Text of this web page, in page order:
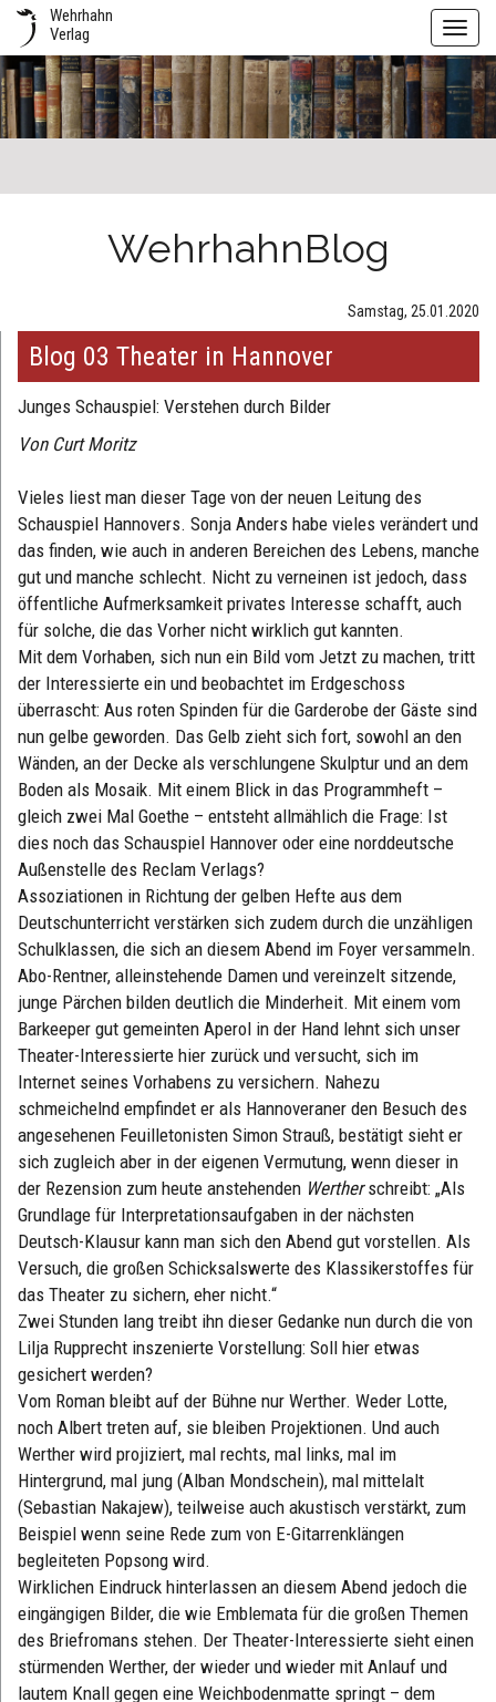
Wehrhahn
Verlag
WehrhahnBlog
Samstag, 25.01.2020
Blog 03 Theater in Hannover
Junges Schauspiel: Verstehen durch Bilder
Von Curt Moritz
Vieles liest man dieser Tage von der neuen Leitung des
Schauspiel Hannovers. Sonja Anders habe vieles verändert und
das finden, wie auch in anderen Bereichen des Lebens, manche
gut und manche schlecht. Nicht zu verneinen ist jedoch, dass
öffentliche Aufmerksamkeit privates Interesse schafft, auch
für solche, die das Vorher nicht wirklich gut kannten.
Mit dem Vorhaben, sich nun ein Bild vom Jetzt zu machen, tritt
der Interessierte ein und beobachtet im Erdgeschoss
überrascht: Aus roten Spinden für die Garderobe der Gäste sind
nun gelbe geworden. Das Gelb zieht sich fort, sowohl an den
Wänden, an der Decke als verschlungene Skulptur und an dem
Boden als Mosaik. Mit einem Blick in das Programmheft –
gleich zwei Mal Goethe – entsteht allmählich die Frage: Ist
dies noch das Schauspiel Hannover oder eine norddeutsche
Außenstelle des Reclam Verlags?
Assoziationen in Richtung der gelben Hefte aus dem
Deutschunterricht verstärken sich zudem durch die unzähligen
Schulklassen, die sich an diesem Abend im Foyer versammeln.
Abo-Rentner, alleinstehende Damen und vereinzelt sitzende,
junge Pärchen bilden deutlich die Minderheit. Mit einem vom
Barkeeper gut gemeinten Aperol in der Hand lehnt sich unser
Theater-Interessierte hier zurück und versucht, sich im
Internet seines Vorhabens zu versichern. Nahezu
schmeichelnd empfindet er als Hannoveraner den Besuch des
angesehenen Feuilletonisten Simon Strauß, bestätigt sieht er
sich zugleich aber in der eigenen Vermutung, wenn dieser in
der Rezension zum heute anstehenden Wertherschreibt: „Als
Grundlage für Interpretationsaufgaben in der nächsten
Deutsch-Klausur kann man sich den Abend gut vorstellen. Als
Versuch, die großen Schicksalswerte des Klassikerstoffes für
das Theater zu sichern, eher nicht.“
Zwei Stunden lang treibt ihn dieser Gedanke nun durch die von
Lilja Rupprecht inszenierte Vorstellung: Soll hier etwas
gesichert werden?
Vom Roman bleibt auf der Bühne nur Werther. Weder Lotte,
noch Albert treten auf, sie bleiben Projektionen. Und auch
Werther wird projiziert, mal rechts, mal links, mal im
Hintergrund, mal jung (Alban Mondschein), mal mittelalt
(Sebastian Nakajew), teilweise auch akustisch verstärkt, zum
Beispiel wenn seine Rede zum von E-Gitarrenklängen
begleiteten Popsong wird.
Wirklichen Eindruck hinterlassen an diesem Abend jedoch die
eingängigen Bilder, die wie Emblemata für die großen Themen
des Briefromans stehen. Der Theater-Interessierte sieht einen
stürmenden Werther, der wieder und wieder mit Anlauf und
lautem Knall gegen eine Weichbodenmatte springt – dem